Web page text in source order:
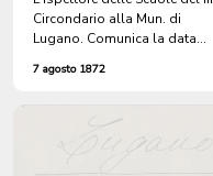
Circondario alla Mun. di
Lugano. Comunica la data
SCUOLE COMUNALI.
7 agosto 1872